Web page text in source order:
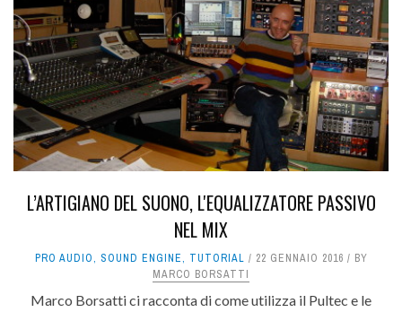
L’ARTIGIANO DEL SUONO, L'EQUALIZZATORE PASSIVO
NEL MIX
PRO AUDIO, SOUND ENGINE, TUTORIAL 22 GENNAIO 2016
BY
MARCO BORSATTI
Marco Borsatti ci racconta di come utilizza il Pultec e le